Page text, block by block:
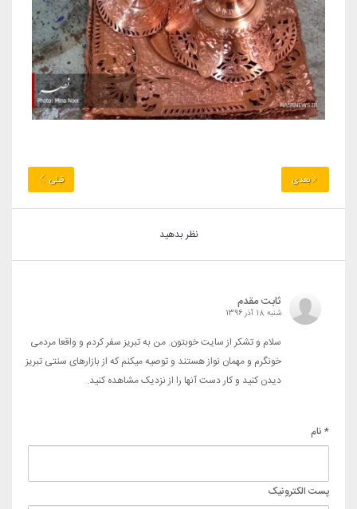
بعدی قبلی
نظر بدهید
ثابت مقدم
شنبه 18 آذر 1396
سلام و تشکر از سایت خوبتون. من به تبریز سفر کردم و واقعا مردمی
خونگرم و مهمان نواز هستند و توصیه میکنم که از بازارهای سنتی تبریز
دیدن کنید و کار دست آنها را از نزدیک مشاهده کنید.
* نام
پست الکترونیک